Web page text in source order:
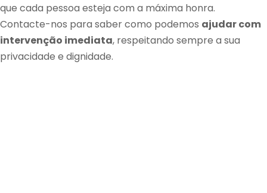
que cada pessoa esteja com a máxima honra.
Contacte-nos para saber como podemos ajudar com
intervenção imediata, respeitando sempre a sua
privacidade e dignidade.